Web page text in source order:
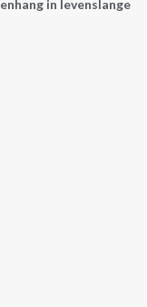
in levenslange